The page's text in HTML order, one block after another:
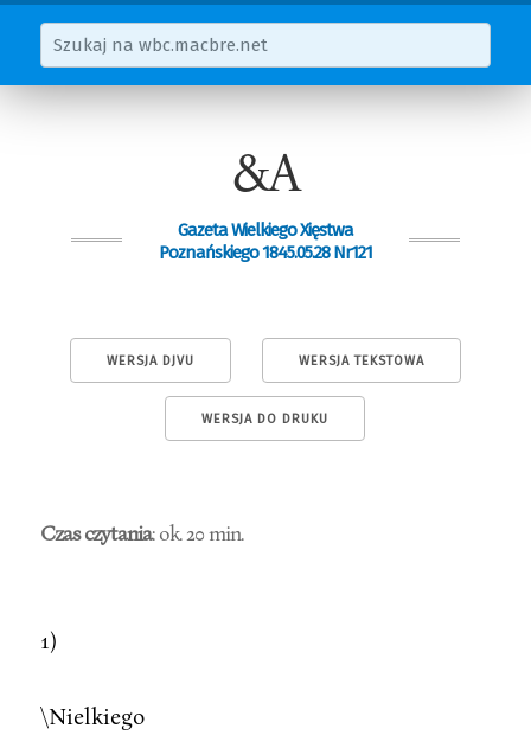
&A
Gazeta Wielkiego Xięstwa
Poznańskiego 1845.05.28 Nr121
WERSJA DJVU WERSJA TEKSTOWA
WERSJA DO DRUKU
Czas czytania: ok. 20 min.
1)
\Nielkiego